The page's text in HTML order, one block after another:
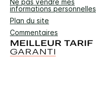
Ne pas vendre mes
informations personnelles
Plan du site
Commentaires